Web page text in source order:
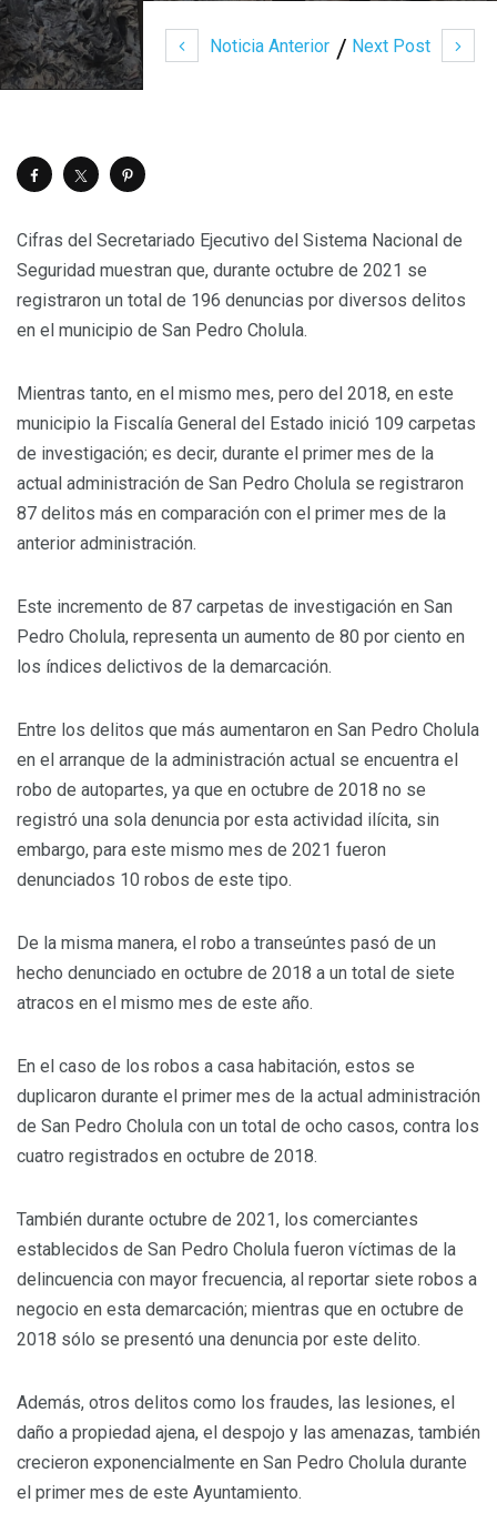
Noticia Anterior Next Post
Cifras del Secretariado Ejecutivo del Sistema Nacional de
Seguridad muestran que, durante octubre de 2021 se
registraron un total de 196 denuncias por diversos delitos
en el municipio de San Pedro Cholula.
Mientras tanto, en el mismo mes, pero del 2018, en este
municipio la Fiscalía General del Estado inició 109 carpetas
de investigación; es decir, durante el primer mes de la
actual administración de San Pedro Cholula se registraron
87 delitos más en comparación con el primer mes de la
anterior administración.
Este incremento de 87 carpetas de investigación en San
Pedro Cholula, representa un aumento de 80 por ciento en
los índices delictivos de la demarcación.
Entre los delitos que más aumentaron en San Pedro Cholula
en el arranque de la administración actual se encuentra el
robo de autopartes, ya que en octubre de 2018 no se
registró una sola denuncia por esta actividad ilícita, sin
embargo, para este mismo mes de 2021 fueron
denunciados 10 robos de este tipo.
De la misma manera, el robo a transeúntes pasó de un
hecho denunciado en octubre de 2018 a un total de siete
atracos en el mismo mes de este año.
En el caso de los robos a casa habitación, estos se
duplicaron durante el primer mes de la actual administración
de San Pedro Cholula con un total de ocho casos, contra los
cuatro registrados en octubre de 2018.
También durante octubre de 2021, los comerciantes
establecidos de San Pedro Cholula fueron víctimas de la
delincuencia con mayor frecuencia, al reportar siete robos a
negocio en esta demarcación; mientras que en octubre de
2018 sólo se presentó una denuncia por este delito.
Además, otros delitos como los fraudes, las lesiones, el
daño a propiedad ajena, el despojo y las amenazas, también
crecieron exponencialmente en San Pedro Cholula durante
el primer mes de este Ayuntamiento.